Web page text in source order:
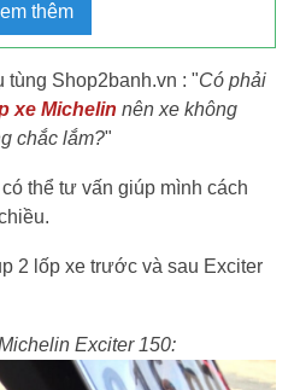
thêm
tùng Shop2banh.vn : "Có phải
xe Michelin nên xe không
chắc lắm?"
thể tư vấn giúp mình cách
2 lốp xe trước và sau Exciter
Exciter 150: